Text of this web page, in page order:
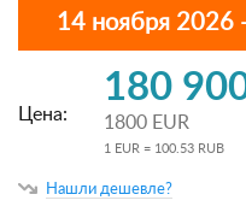
14 ноября 2026
Цена:
180
1800 EUR
1 EUR = 100.53 RUB
Нашли дешевле?